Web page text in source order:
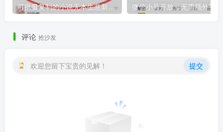
可批量复制的小说无本生意新玩法，手把手教你打造被动收入管道！
评论 抢沙发
欢迎您留下宝贵的见解！ 提交